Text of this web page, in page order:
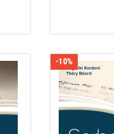
-10%